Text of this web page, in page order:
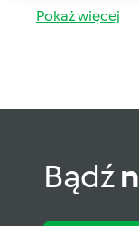
Pokaż więcej
Bądź